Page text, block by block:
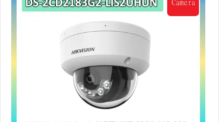
Camera Đọc Mã